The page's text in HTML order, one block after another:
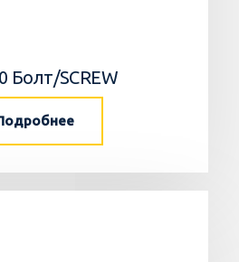
Болт/SCREW